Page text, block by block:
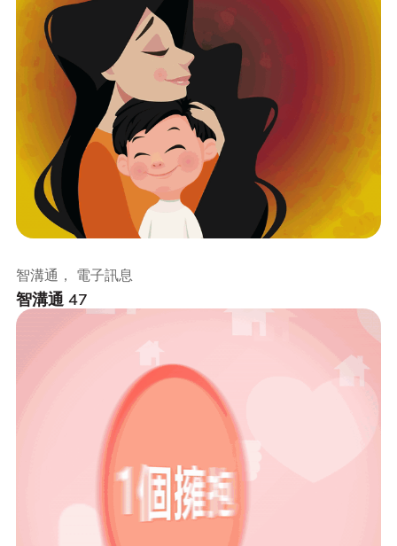
智溝通 47
智溝通， 電子訊息